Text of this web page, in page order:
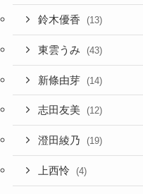
鈴木優香 (13)
東雲うみ (43)
新條由芽 (14)
志田友美 (12)
澄田綾乃 (19)
上西怜 (4)